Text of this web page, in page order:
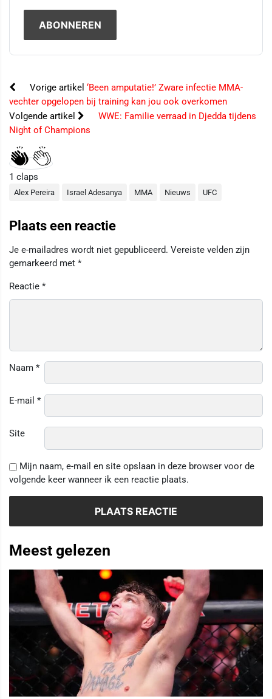
Vorige artikel ‘Been amputatie!’ Zware infectie MMA-
vechter opgelopen bij training kan jou ook overkomen
Volgende artikel
WWE: Familie verraad in Djedda tijdens
Night of Champions
1 claps
Alex Pereira Israel Adesanya MMA Nieuws UFC
Plaats een reactie
Je e-mailadres wordt niet gepubliceerd. Vereiste velden zijn
gemarkeerd met *
Reactie *
Naam *
E-mail *
Site
Mijn naam, e-mail en site opslaan in deze browser voor de
volgende keer wanneer ik een reactie plaats.
Meest gelezen